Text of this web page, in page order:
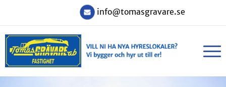
info@tomasgravare.se